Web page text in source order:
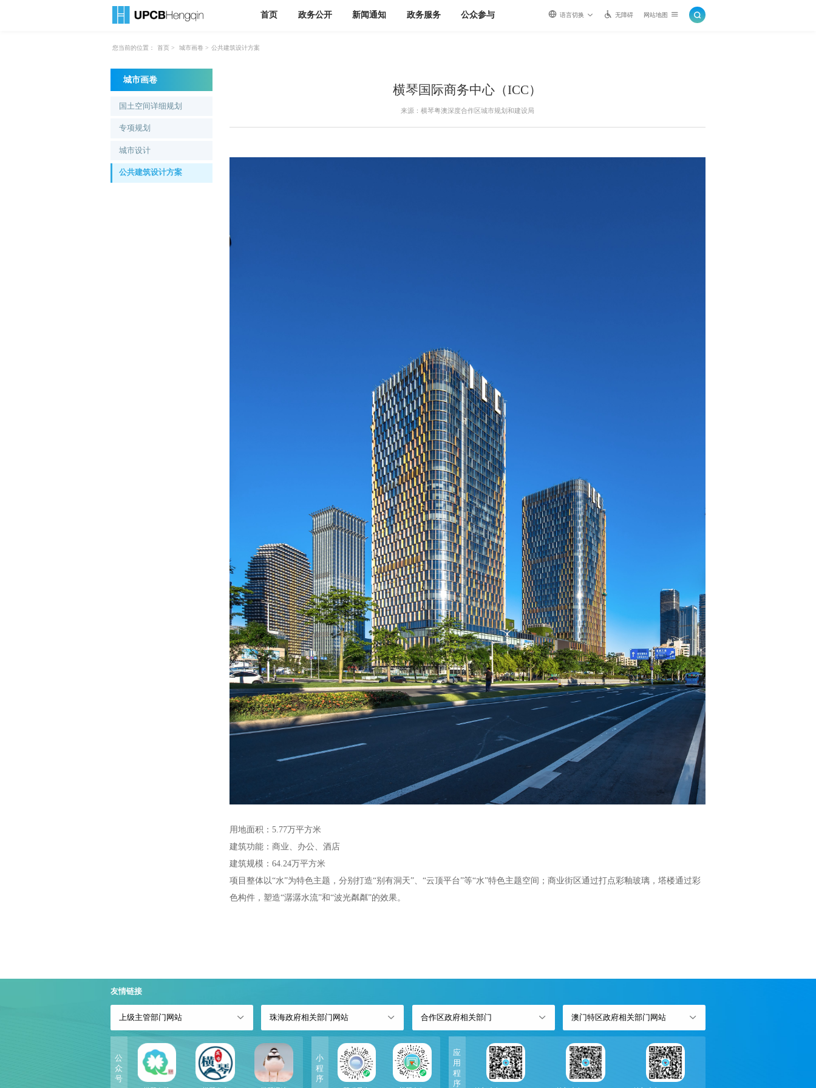
语言切换 无障碍 网站地图
首页 政务公开 新闻通知 政务服务 公众参与
您当前的位置： 首页 > 城市画卷 > 公共建筑设计方案
城市画卷
国土空间详细规划
专项规划
城市设计
公共建筑设计方案
横琴国际商务中心（ICC）
来源：横琴粤澳深度合作区城市规划和建设局
用地面积：5.77万平方米
建筑功能：商业、办公、酒店
建筑规模：64.24万平方米
项目整体以“水”为特色主题，分别打造“别有洞天”、“云顶平台”等“水”特色主题空间；商业街区通过打点彩釉玻璃，塔楼通过彩
色构件，塑造“潺潺水流”和“波光粼粼”的效果。
友情链接
上级主管部门网站 珠海政府相关部门网站 合作区政府相关部门 澳门特区政府相关部门网站
公
众
号
小
程
序
应
用
程
序